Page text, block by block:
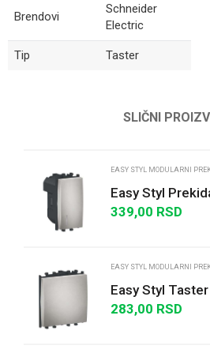
Brendovi
Schneider
Electric
Tip Taster
SLIČNI
EASY STYL MODULARNI
Easy Styl
indikatorskom
339,00 RSD
EASY STYL MODULARNI
Easy Styl
283,00 RSD